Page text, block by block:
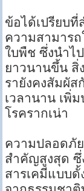
ข้อได้เปรียบ
ความสามารถ
ใบพืช ซึ่งนำไ
ยาวนานขึ้น สิ่
รายังคงสัมผัส
เวลานาน เพิ่
โรครากเน่า
ความปลอดภั
สำคัญสูงสุด ซึ่
สารเคมีแบบดั้